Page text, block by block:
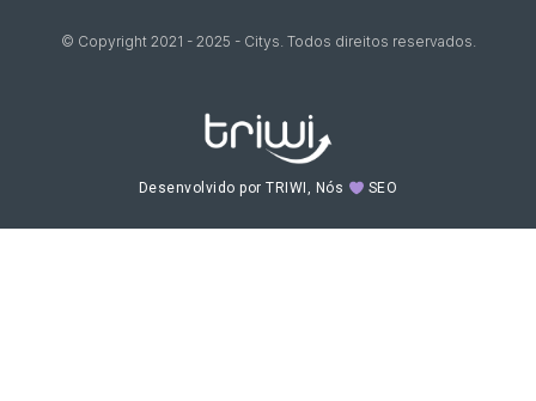
© Copyright 2021 - 2025 - Citys. Todos direitos reservados.
Desenvolvido por TRIWI, Nós SEO